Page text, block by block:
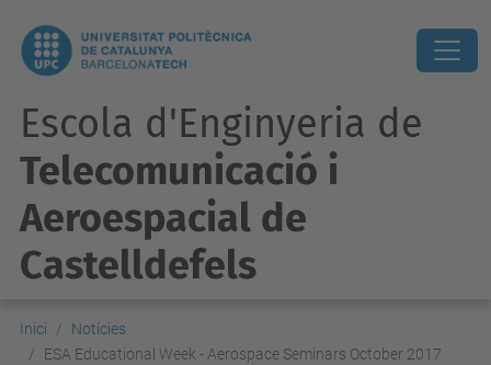
Escola d'Enginyeria de
Telecomunicació i
Aeroespacial de
Castelldefels
Inici
Notícies
ESA Educational Week - Aerospace Seminars October 2017